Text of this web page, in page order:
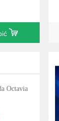
Octavia